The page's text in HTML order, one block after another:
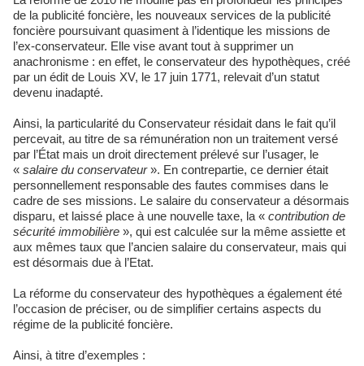
de la publicité foncière, les nouveaux services de la publicité
foncière poursuivant quasiment à l’identique les missions de
l’ex-conservateur. Elle vise avant tout à supprimer un
anachronisme : en effet, le conservateur des hypothèques, créé
par un édit de Louis XV, le 17 juin 1771, relevait d’un statut
devenu inadapté.
Ainsi, la particularité du Conservateur résidait dans le fait qu’il
percevait, au titre de sa rémunération non un traitement versé
par l’État mais un droit directement prélevé sur l’usager, le
« salaire du conservateur». En contrepartie, ce dernier était
personnellement responsable des fautes commises dans le
cadre de ses missions. Le salaire du conservateur a désormais
disparu, et laissé place à une nouvelle taxe, la « contribution de
sécurité immobilière », qui est calculée sur la même assiette et
aux mêmes taux que l’ancien salaire du conservateur, mais qui
est désormais due à l’Etat.
La réforme du conservateur des hypothèques a également été
l’occasion de préciser, ou de simplifier certains aspects du
régime de la publicité foncière.
Ainsi, à titre d’exemples :